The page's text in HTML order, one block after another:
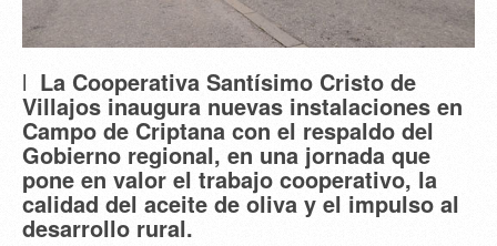
l La Cooperativa Santísimo Cristo de
Villajos inaugura nuevas instalaciones en
Campo de Criptana con el respaldo del
Gobierno regional, en una jornada que
pone en valor el trabajo cooperativo, la
calidad del aceite de oliva y el impulso al
desarrollo rural.